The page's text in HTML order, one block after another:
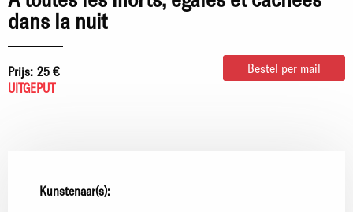
dans la nuit
Prijs: 25 €
UITGEPUT
Bestel per mail
Kunstenaar(s):